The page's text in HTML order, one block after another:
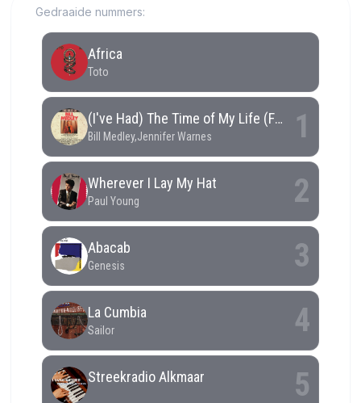
Gedraaide nummers: